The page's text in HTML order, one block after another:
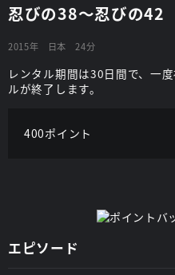
忍びの38～忍びの42
2015年 日本 24分
レンタル期間は30日間で、一
ルが終了します。
400ポイント
エピソード